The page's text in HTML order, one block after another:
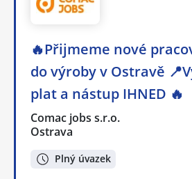
🔥Přijmeme nové
do výroby v Ostravě
plat a nástup IHNED 🔥
Comac jobs s.r.o.
Ostrava
Plný úvazek